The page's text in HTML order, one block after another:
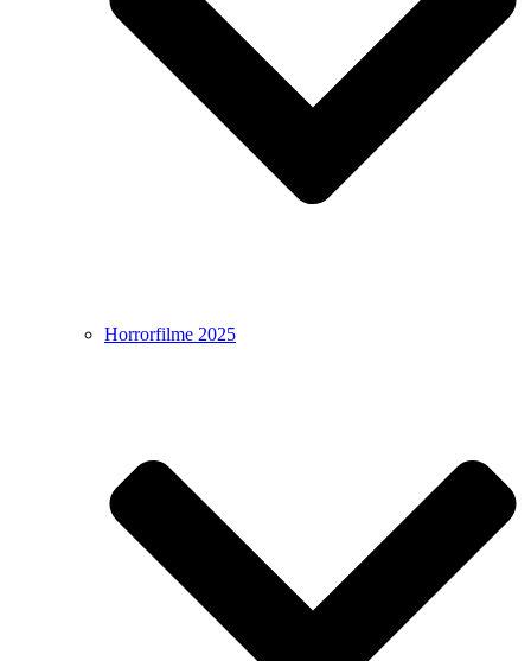
Horrorfilme 2025